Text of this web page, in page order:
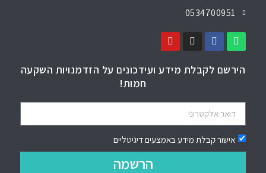
0534700951
הירשם לקבלת מידע ועידכונים על הזדמנויות השקעה
חמות!
אישור קבלת מידע באמצעים דיגיטליים
הרשמה